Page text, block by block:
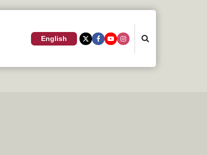
English